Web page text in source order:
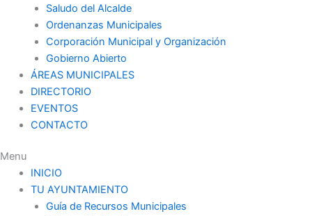
Saludo del Alcalde
Ordenanzas Municipales
Corporación Municipal y Organización
Gobierno Abierto
ÁREAS MUNICIPALES
DIRECTORIO
EVENTOS
CONTACTO
Menu
INICIO
TU AYUNTAMIENTO
Guía de Recursos Municipales